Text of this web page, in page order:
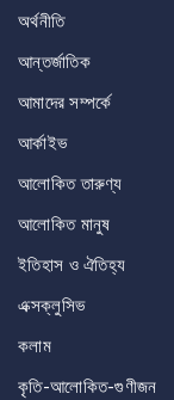
অর্থনীতি
আন্তর্জাতিক
আমাদের সম্পর্কে
আর্কাইভ
আলোকিত তারুণ্য
আলোকিত মানুষ
ইতিহাস ও ঐতিহ্য
এক্সক্লুসিভ
কলাম
কৃতি-আলোকিত-গুণীজন